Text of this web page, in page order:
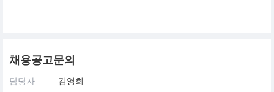
채용공고문의
담당자 김영희